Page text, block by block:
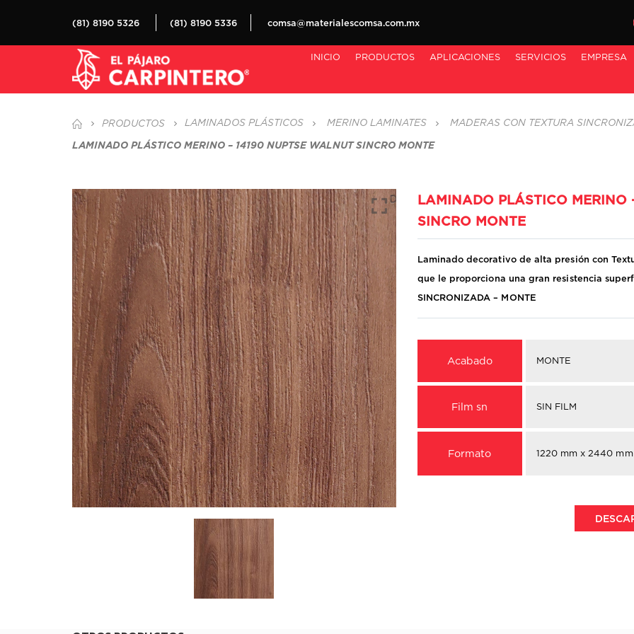
(81) 8190 5326 (81) 8190 5336 comsa@materialescomsa.com.mx
INICIO PRODUCTOS APLICACIONES SERVICIOS EMPRESA
PRODUCTOS LAMINADOS PLÁSTICOS MERINO LAMINATES MADERAS CON TEXTURA
LAMINADO PLÁSTICO MERINO – 14190 NUPTSE WALNUT SINCRO MONTE
LAMINADO PLÁSTICO MERINO
SINCRO MONTE
Laminado decorativo de alta presión con
que le proporciona una gran resistencia
SINCRONIZADA – MONTE
Acabado MONTE
Film sn SIN FILM
Formato 1220 mm x 2440 mm